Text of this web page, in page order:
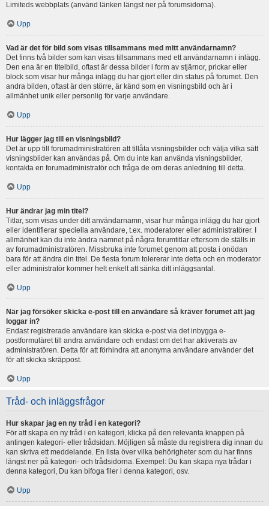
Limiteds webbplats (använd länken längst ner på forumsidorna).
Upp
Vad är det för bild som visas tillsammans med mitt användarnamn?
Det finns två bilder som kan visas tillsammans med ett användarnamn i inlägg.
Den ena är en titelbild, oftast är dessa bilder i form av stjärnor, prickar eller
block som visar hur många inlägg du har gjort eller din status på forumet. Den
andra bilden, oftast är den större, är känd som en visningsbild och är i
allmänhet unik eller personlig för varje användare.
Upp
Hur lägger jag till en visningsbild?
Det är upp till forumadministratören att tillåta visningsbilder och välja vilka sätt
visningsbilder kan användas på. Om du inte kan använda visningsbilder,
kontakta en forumadministratör och fråga de om deras anledning till detta.
Upp
Hur ändrar jag min titel?
Titlar, som visas under ditt användarnamn, visar hur många inlägg du har gjort
eller identifierar speciella användare, t.ex. moderatorer eller administratörer. I
allmänhet kan du inte ändra namnet på några forumtitlar eftersom de ställs in
av forumadministratören. Missbruka inte forumet genom att posta i onödan
bara för att ändra din titel. De flesta forum tolererar inte detta och en moderator
eller administratör kommer helt enkelt att sänka ditt inläggsantal.
Upp
När jag försöker skicka e-post till en användare så kräver forumet att jag
loggar in?
Endast registrerade användare kan skicka e-post via det inbygga e-
postformuläret till andra användare och endast om det har aktiverats av
administratören. Detta för att förhindra att anonyma användare använder det
för att skicka skräppost.
Upp
Tråd- och inläggsfrågor
Hur skapar jag en ny tråd i en kategori?
För att skapa en ny tråd i en kategori, klicka på den relevanta knappen på
antingen kategori- eller trådsidan. Möjligen så måste du registrera dig innan du
kan skriva ett meddelande. En lista över vilka behörigheter som du har finns
längst ner på kategori- och trådsidorna. Exempel: Du kan skapa nya trådar i
denna kategori, Du kan bifoga filer i denna kategori, osv.
Upp